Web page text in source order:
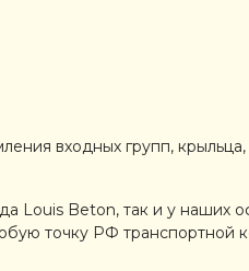
входных групп, крыльца,
Louis Beton, так и у наших
точку РФ транспортной